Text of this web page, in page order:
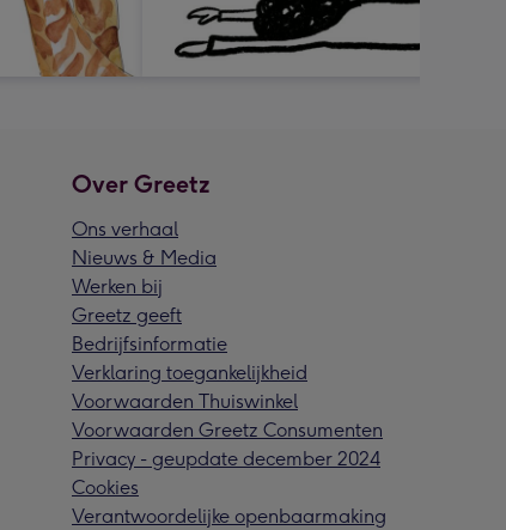
Over Greetz
Ons verhaal
Nieuws & Media
Werken bij
Greetz geeft
Bedrijfsinformatie
Verklaring toegankelijkheid
Voorwaarden Thuiswinkel
Voorwaarden Greetz Consumenten
Privacy - geupdate december 2024
Cookies
Verantwoordelijke openbaarmaking